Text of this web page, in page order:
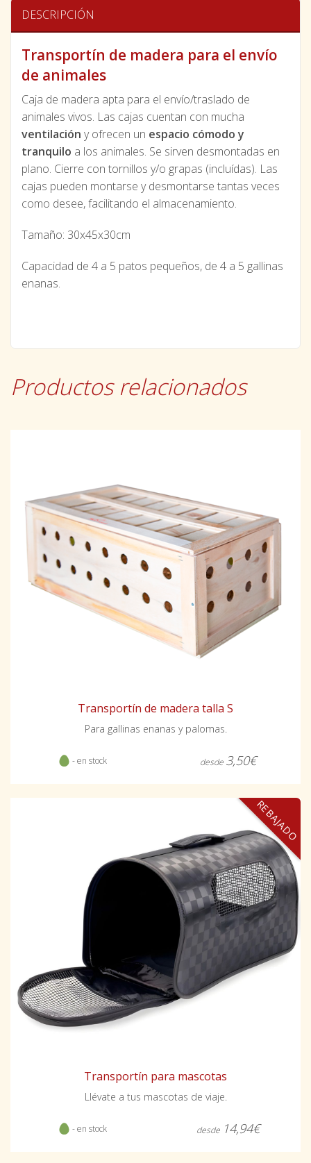
DESCRIPCIÓN
Transportín de madera para el envío
de animales
Caja de madera apta para el envío/traslado de
animales vivos. Las cajas cuentan con mucha
ventilación y ofrecen un espacio cómodo y
tranquilo a los animales. Se sirven desmontadas en
plano. Cierre con tornillos y/o grapas (incluídas). Las
cajas pueden montarse y desmontarse tantas veces
como desee, facilitando el almacenamiento.
Tamaño: 30x45x30cm
Capacidad de 4 a 5 patos pequeños, de 4 a 5 gallinas
enanas.
Productos relacionados
Transportín de madera talla S
Para gallinas enanas y palomas.
- en stock desde 3,50€
REBAJADO
Transportín para mascotas
Llévate a tus mascotas de viaje.
- en stock desde 14,94€